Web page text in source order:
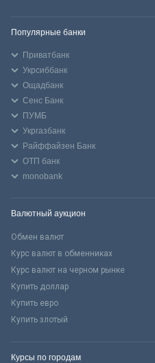
Популярные банки
Приватбанк
Укрсиббанк
Ощадбанк
Сенс Банк
ПУМБ
Укргазбанк
Райффайзен Банк
ОТП банк
monobank
Валютный аукцион
Обмен валют
Курс валют в обменниках
Курс валют на черном рынке
Купить доллар
Купить евро
Купить злотый
Курсы по городам